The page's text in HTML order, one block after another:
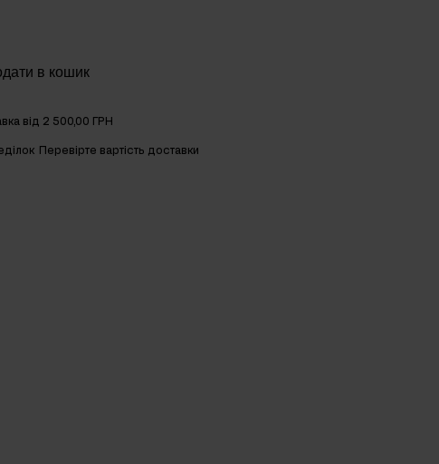
в кошик
від 2 500,00 ГРН
Перевірте вартість доставки